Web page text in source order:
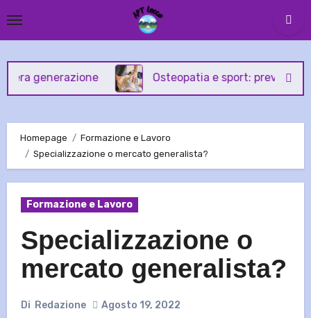
to
Osteopatia e sport: prevenzione e
Homepage
Formazione e Lavoro
Specializzazione o mercato generalista?
Formazione e Lavoro
Specializzazione o
mercato generalista?
Di Redazione Agosto 19, 2022